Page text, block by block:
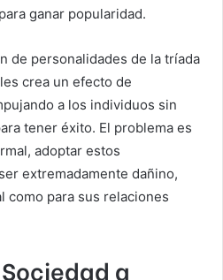
ganar popularidad.
de personalidades de la tríada
crea un efecto de
a los individuos sin
tener éxito. El problema es
adoptar estos
extremadamente dañino,
como para sus relaciones
a